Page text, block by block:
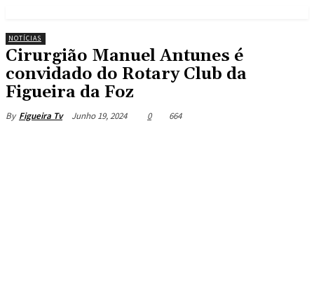
NOTÍCIAS
Cirurgião Manuel Antunes é
convidado do Rotary Club da
Figueira da Foz
By Figueira Tv Junho 19, 2024 0 664